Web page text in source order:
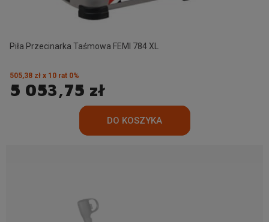
Piła Przecinarka Taśmowa FEMI 784 XL
5 053,75 zł
505,38 zł x 10 rat 0%